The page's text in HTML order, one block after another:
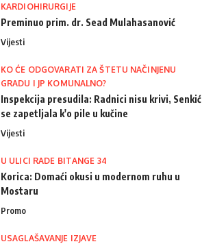
KARDIOHIRURGIJE
Preminuo prim. dr. Sead Mulahasanović
Vijesti
KO ĆE ODGOVARATI ZA ŠTETU NAČINJENU
GRADU I JP KOMUNALNO?
Inspekcija presudila: Radnici nisu krivi, Senkić
se zapetljala k'o pile u kučine
Vijesti
U ULICI RADE BITANGE 34
Korica: Domaći okusi u modernom ruhu u
Mostaru
Promo
USAGLAŠAVANJE IZJAVE